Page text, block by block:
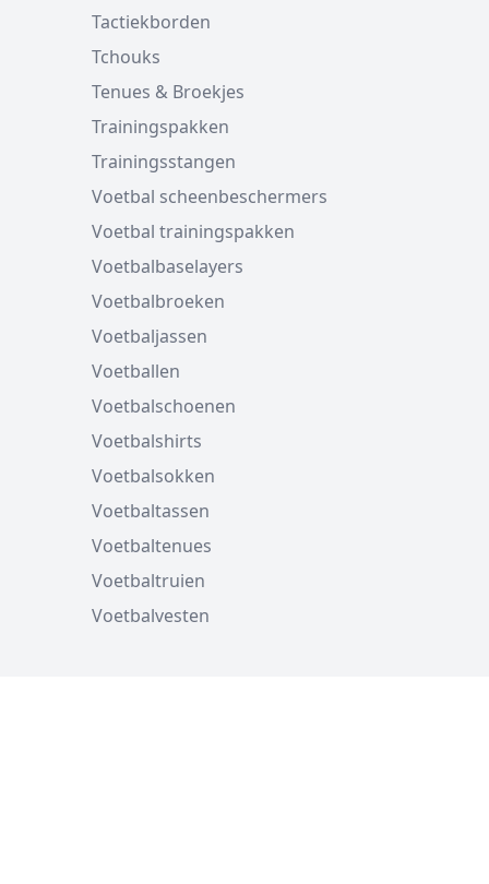
Tactiekborden
Tchouks
Tenues & Broekjes
Trainingspakken
Trainingsstangen
Voetbal scheenbeschermers
Voetbal trainingspakken
Voetbalbaselayers
Voetbalbroeken
Voetbaljassen
Voetballen
Voetbalschoenen
Voetbalshirts
Voetbalsokken
Voetbaltassen
Voetbaltenues
Voetbaltruien
Voetbalvesten